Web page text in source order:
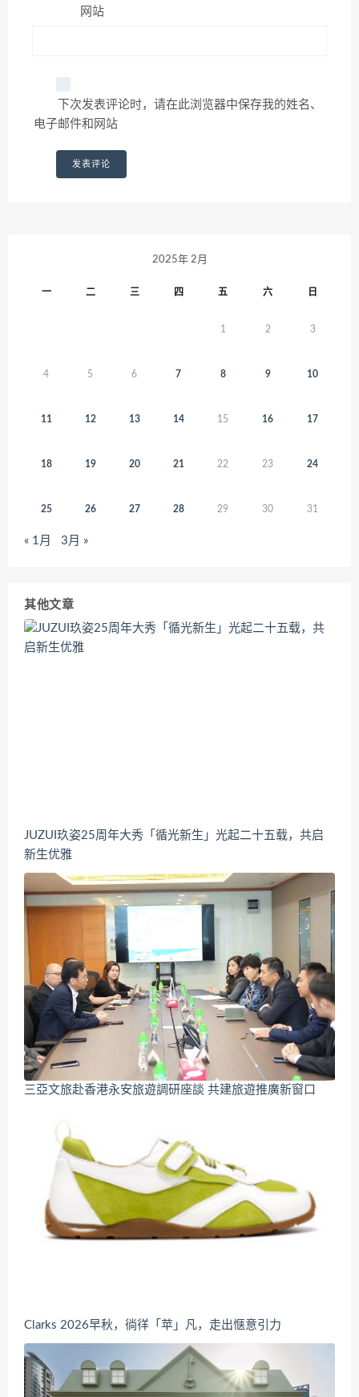
网站
下次发表评论时，请在此浏览器中保存我的姓名、
电子邮件和网站
2025年 2月
一 二 三 四 五 六 日
1 2 3
4 5 6 7 8 9 10
11 12 13 14 15 16 17
18 19 20 21 22 23 24
25 26 27 28 29 30 31
« 1月 3月 »
其他文章
JUZUI玖姿25周年大秀「循光新生」光起二十五载，共启
新生优雅
三亞文旅赴香港永安旅遊調研座談 共建旅遊推廣新窗口
Clarks 2026早秋，徜徉「苹」凡，走出惬意引力